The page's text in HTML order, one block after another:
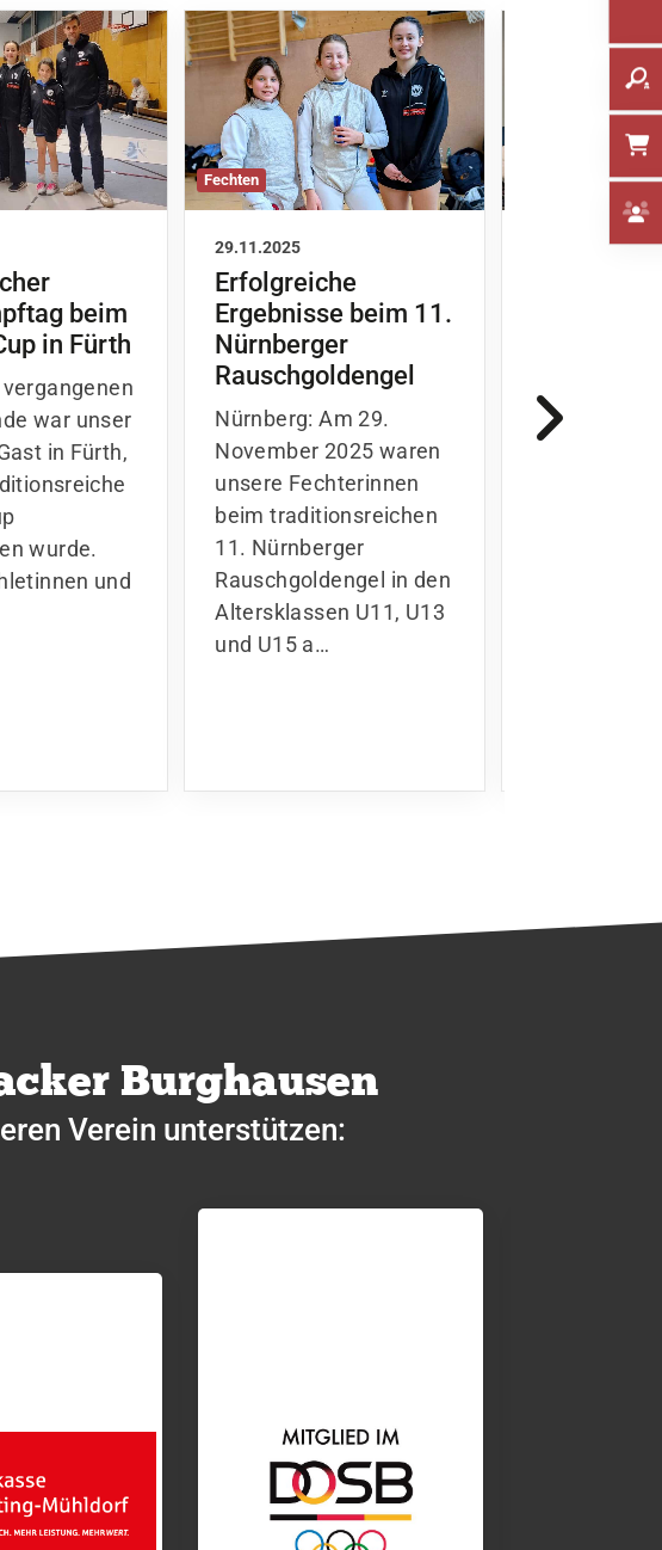
beim
in Fürth
vergangenen
war unser
in Fürth,
wurde.
und
Fechten
29.11.2025
Erfolgreiche
Ergebnisse beim 11.
Nürnberger
Rauschgoldengel
Nürnberg: Am 29.
November 2025 waren
unsere Fechterinnen
beim traditionsreichen
11. Nürnberger
Rauschgoldengel in den
Altersklassen U11, U13
und U15 a…
21.11.2025
Fechtabend
mit vielen
Burghausen
Verein unterstützen: